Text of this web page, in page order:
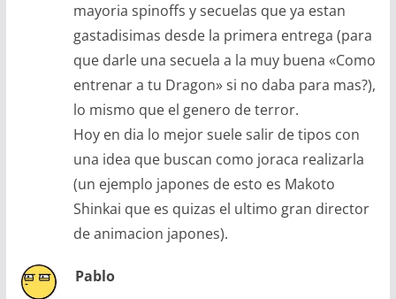
mayoria spinoffs y secuelas que ya estan
gastadisimas desde la primera entrega (para
que darle una secuela a la muy buena «Como
entrenar a tu Dragon» si no daba para mas?),
lo mismo que el genero de terror.
Hoy en dia lo mejor suele salir de tipos con
una idea que buscan como joraca realizarla
(un ejemplo japones de esto es Makoto
Shinkai que es quizas el ultimo gran director
de animacion japones).
Pablo